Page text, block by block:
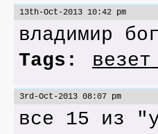
13th-Oct-2013 10:42 pm
владимир
Tags:
3rd-Oct-2013 08:07 pm
все 15 из